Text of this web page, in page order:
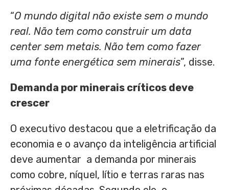
“O mundo digital não existe sem o mundo
real. Não tem como construir um data
center sem metais. Não tem como fazer
uma fonte energética sem minerais”, disse.
Demanda por minerais críticos deve
crescer
O executivo destacou que a eletrificação da
economia e o avanço da inteligência artificial
deve aumentar a demanda por minerais
como cobre, níquel, lítio e terras raras nas